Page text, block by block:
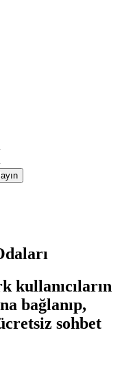
kullanıcıların
bağlanıp,
sohbet